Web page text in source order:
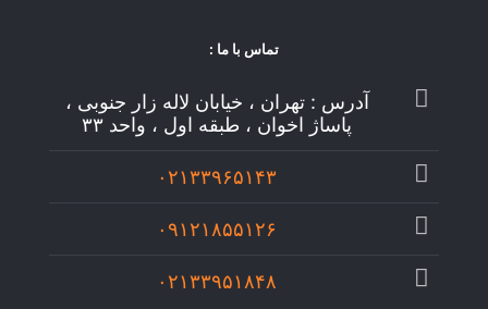
تماس با ما :
آدرس : تهران ، خیابان لاله زار جنوبی ،
پاساژ اخوان ، طبقه اول ، واحد ۳۳
۰۲۱۳۳۹۶۵۱۴۳
۰۹۱۲۱۸۵۵۱۲۶
۰۲۱۳۳۹۵۱۸۴۸